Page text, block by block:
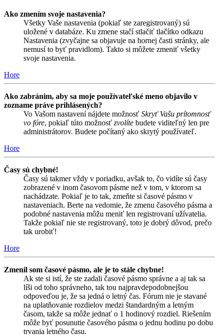
Ako zmením svoje nastavenia?
Všetky Vaše nastavenia (pokiaľ ste zaregistrovaný) sú
uložené v databáze. Ku zmene stačí stlačiť tlačítko odkazu
Nastavenia (zvyčajne sa objavuje na hornej časti stránky, ale
nemusí to byť pravidlom). Takto si môžete zmeniť všetky
svoje nastavenia.
Hore
Ako zabránim, aby sa moje používateľské meno objavilo v
zozname práve prihlásených?
Vo Vašom nastavení nájdete možnosť Skryť Vašu prítomnosť
vo fóre, pokiaľ túto možnosť zvolíte budete viditeľný len pre
administrátorov. Budete počítaný ako skrytý používateľ.
Hore
Časy sú chybné!
Časy sú takmer vždy v poriadku, avšak to, čo vidíte sú časy
zobrazené v inom časovom pásme než v tom, v ktorom sa
nachádzate. Pokiaľ je to tak, zmeňte si časové pásmo v
nastaveniach. Berte na vedomie, že zmenu časového pásma a
podobné nastavenia môžu meniť len registrovaní užívatelia.
Takže pokiaľ nie ste registrovaný, toto je dobrý dôvod, prečo
tak urobiť!
Hore
Zmenil som časové pásmo, ale je to stále chybne!
Ak ste si istí, že ste zadali časové pásmo správne a aj tak sa
líši od toho správneho, tak tou najpravdepodobnejšou
odpoveďou je, že sa jedná o letný čas. Fórum nie je stavané
na uplatňovanie rozdielov medzi štandardným a letným
časom, takže sa môže jednať o 1 hodinový rozdiel. Riešením
môže byť posunutie časového pásma o jednu hodinu po dobu
trvania letného času.